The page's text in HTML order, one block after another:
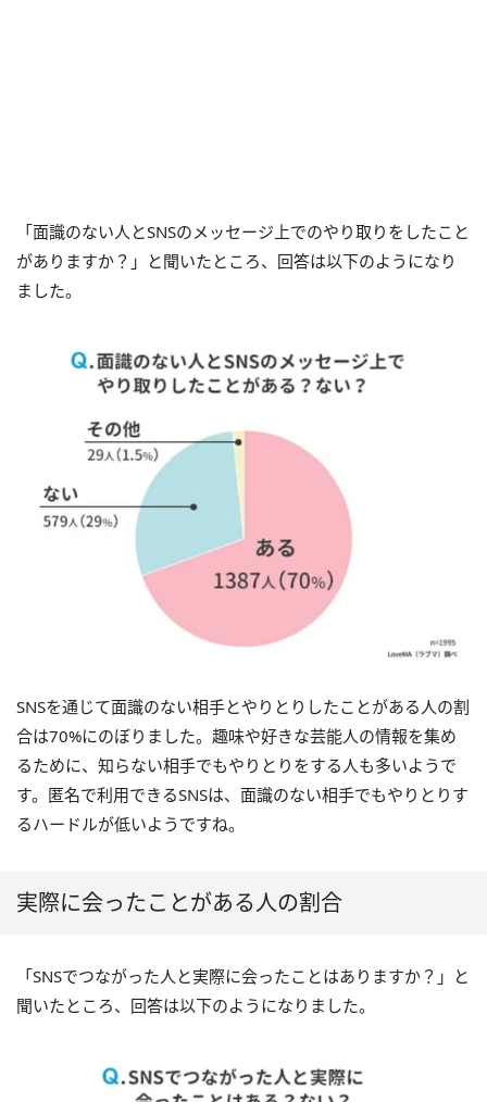
「面識のない人とSNSのメッセージ上でのやり取りをしたこと
がありますか？」と聞いたところ、回答は以下のようになり
ました。
SNSを通じて面識のない相手とやりとりしたことがある人の割
合は70%にのぼりました。趣味や好きな芸能人の情報を集め
るために、知らない相手でもやりとりをする人も多いようで
す。匿名で利用できるSNSは、面識のない相手でもやりとりす
るハードルが低いようですね。
実際に会ったことがある人の割合
「SNSでつながった人と実際に会ったことはありますか？」と
聞いたところ、回答は以下のようになりました。